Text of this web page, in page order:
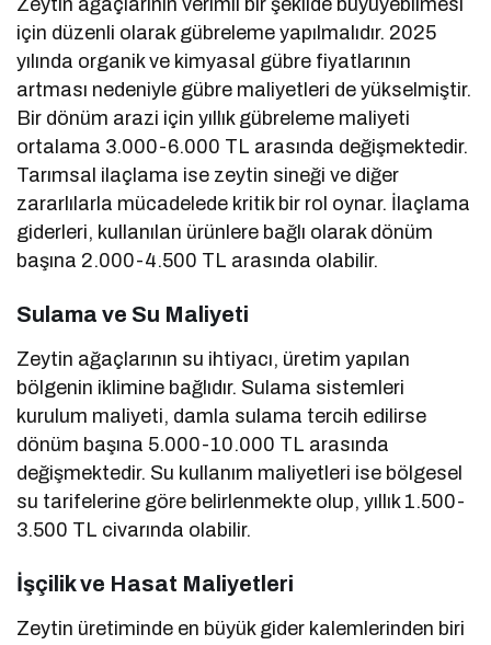
Zeytin ağaçlarının verimli bir şekilde büyüyebilmesi
için düzenli olarak gübreleme yapılmalıdır. 2025
yılında organik ve kimyasal gübre fiyatlarının
artması nedeniyle gübre maliyetleri de yükselmiştir.
Bir dönüm arazi için yıllık gübreleme maliyeti
ortalama 3.000-6.000 TL arasında değişmektedir.
Tarımsal ilaçlama ise zeytin sineği ve diğer
zararlılarla mücadelede kritik bir rol oynar. İlaçlama
giderleri, kullanılan ürünlere bağlı olarak dönüm
başına 2.000-4.500 TL arasında olabilir.
Sulama ve Su Maliyeti
Zeytin ağaçlarının su ihtiyacı, üretim yapılan
bölgenin iklimine bağlıdır. Sulama sistemleri
kurulum maliyeti, damla sulama tercih edilirse
dönüm başına 5.000-10.000 TL arasında
değişmektedir. Su kullanım maliyetleri ise bölgesel
su tarifelerine göre belirlenmekte olup, yıllık 1.500-
3.500 TL civarında olabilir.
İşçilik ve Hasat Maliyetleri
Zeytin üretiminde en büyük gider kalemlerinden biri